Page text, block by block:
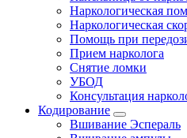
Наркологическая
Наркологическая
Помощь при
Прием нарколога
Снятие ломки
УБОД
Консультация
Кодирование
Вшивание Эспераль